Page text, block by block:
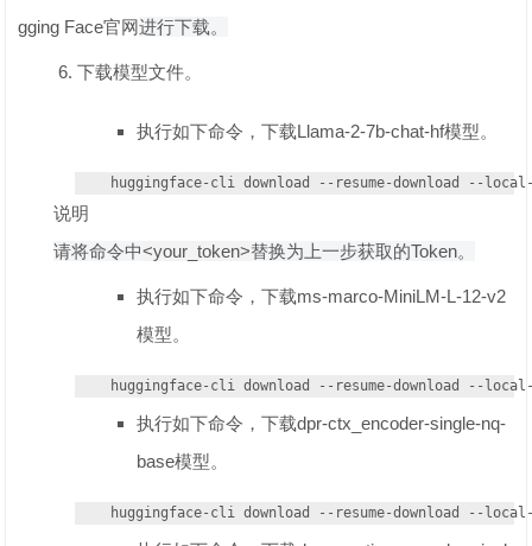
gging Face官网进行下载。
下载模型文件。
执行如下命令，下载Llama-2-7b-chat-hf模型。
huggingface-cli download --resume-download --
说明
请将命令中<your_token>替换为上一步获取的Token。
执行如下命令，下载ms-marco-MiniLM-L-12-v2
模型。
huggingface-cli download --resume-download --
执行如下命令，下载dpr-ctx_encoder-single-nq-
base模型。
huggingface-cli download --resume-download --